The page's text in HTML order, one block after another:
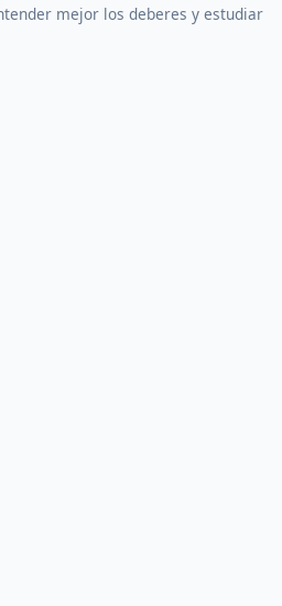
mejor los deberes y estudiar